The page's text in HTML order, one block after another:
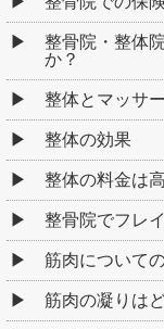
整骨院・整体
か？
整体とマッサ
整体の効果
整体の料金は
整骨院でフレ
筋肉について
筋肉の凝りは